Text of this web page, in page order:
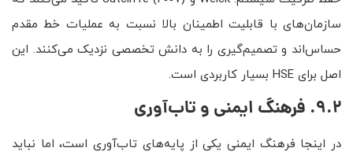
سازمان‌های با قابلیت اطمینان بالا نسبت به عملیات خط مقدم
حساس‌اند و تصمیم‌گیری را به دانش تخصصی نزدیک می‌کنند. این
اصل برای HSE بسیار کاربردی است.
9.2. فرهنگ ایمنی و تاب‌آوری
در اینجا فرهنگ ایمنی یکی از پایه‌های تاب‌آوری است، اما نباید